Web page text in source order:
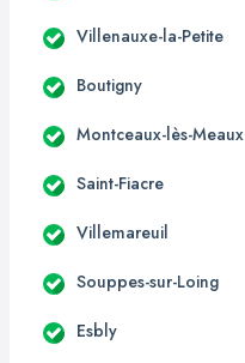
Villenauxe-la-Petite
Boutigny
Montceaux-lès-Meaux
Saint-Fiacre
Villemareuil
Souppes-sur-Loing
Esbly